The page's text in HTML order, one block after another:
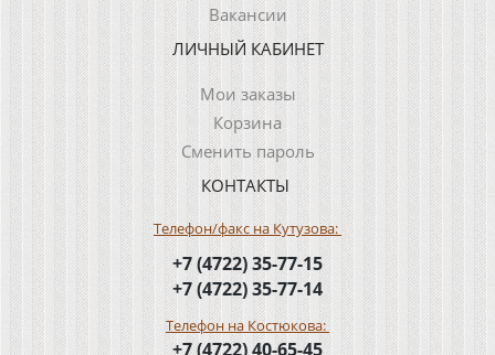
Вакансии
ЛИЧНЫЙ КАБИНЕТ
Мои заказы
Корзина
Сменить пароль
КОНТАКТЫ
Телефон/факс на Кутузова:
+7 (4722) 35-77-15
+7 (4722) 35-77-14
Телефон на Костюкова:
+7 (4722) 40-65-45